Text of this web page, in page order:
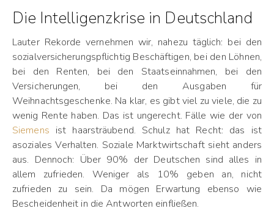
Die Intelligenzkrise in Deutschland
Lauter Rekorde vernehmen wir, nahezu täglich: bei den
sozialversicherungspflichtig Beschäftigen, bei den Löhnen,
bei den Renten, bei den Staatseinnahmen, bei den
Versicherungen, bei den Ausgaben für
Weihnachtsgeschenke. Na klar, es gibt viel zu viele, die zu
wenig Rente haben. Das ist ungerecht. Fälle wie der von
Siemens ist haarsträubend. Schulz hat Recht: das ist
asoziales Verhalten. Soziale Marktwirtschaft sieht anders
aus. Dennoch: Über 90% der Deutschen sind alles in
allem zufrieden. Weniger als 10% geben an, nicht
zufrieden zu sein. Da mögen Erwartung ebenso wie
Bescheidenheit in die Antworten einfließen.